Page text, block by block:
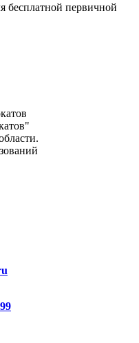
бесплатной первичной